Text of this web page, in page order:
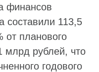
финансов
составили 113,5
от планового
рублей, что
годового